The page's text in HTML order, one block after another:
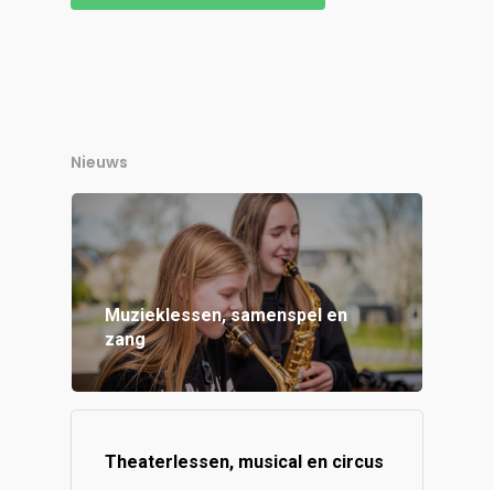
Nieuws
Muzieklessen, samenspel en
zang
Theaterlessen, musical en circus